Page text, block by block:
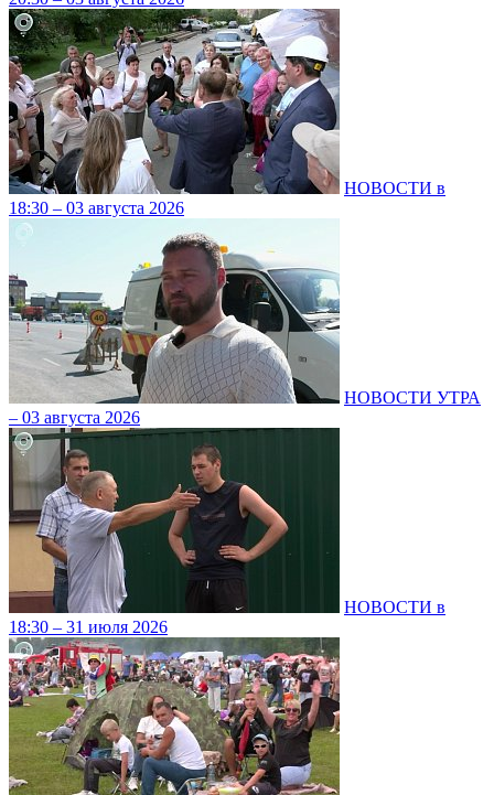
НОВОСТИ в
18:30 – 03 августа 2026
НОВОСТИ УТРА
– 03 августа 2026
НОВОСТИ в
18:30 – 31 июля 2026